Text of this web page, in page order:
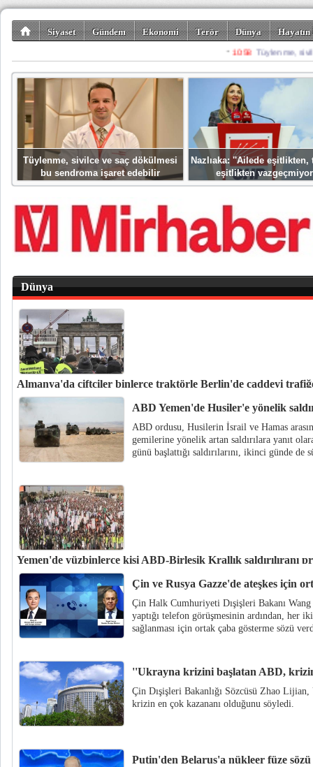
Siyaset Gündem Ekonomi Terör Dünya
Spor Misafir
Tüylenme, sivilce ve saç dökülmesi
bu sendroma işaret edebilir
Nazlıaka: ''Ailede eşitlikten,
eşitlikten
Dünya
Almanya'da çiftçiler binlerce traktörle Berlin'de caddeyi
Almanya'da çiftçiler, tarımsal sübvansiyonların kaldırılmasını protesto
ABD Yemen'de Husiler'e yönelik
ABD ordusu, Husilerin İsrail ve Hamas
gemilerine yönelik artan saldırılara yanıt
günü başlattığı saldırılarını, ikinci günde de
Yemen'de yüzbinlerce kişi ABD-Birleşik Krallık saldırılıranı
Yemen'de yüzbinlerce kişi Başkent Sanaa'da büyük bir miting
ABD-Birleşik Krallık ortak misilleme hava saldırılarını protesto ettiler.
Çin ve Rusya Gazze'de ateşkes için
Çin Halk Cumhuriyeti Dışişleri Bakanı
yaptığı telefon görüşmesinin ardından, her
sağlanması için ortak çaba gösterme sözü
''Ukrayna krizini başlatan ABD,
Çin Dışişleri Bakanlığı Sözcüsü Zhao
krizin en çok kazananı olduğunu söyledi.
Putin'den Belarus'a nükleer füze sözü